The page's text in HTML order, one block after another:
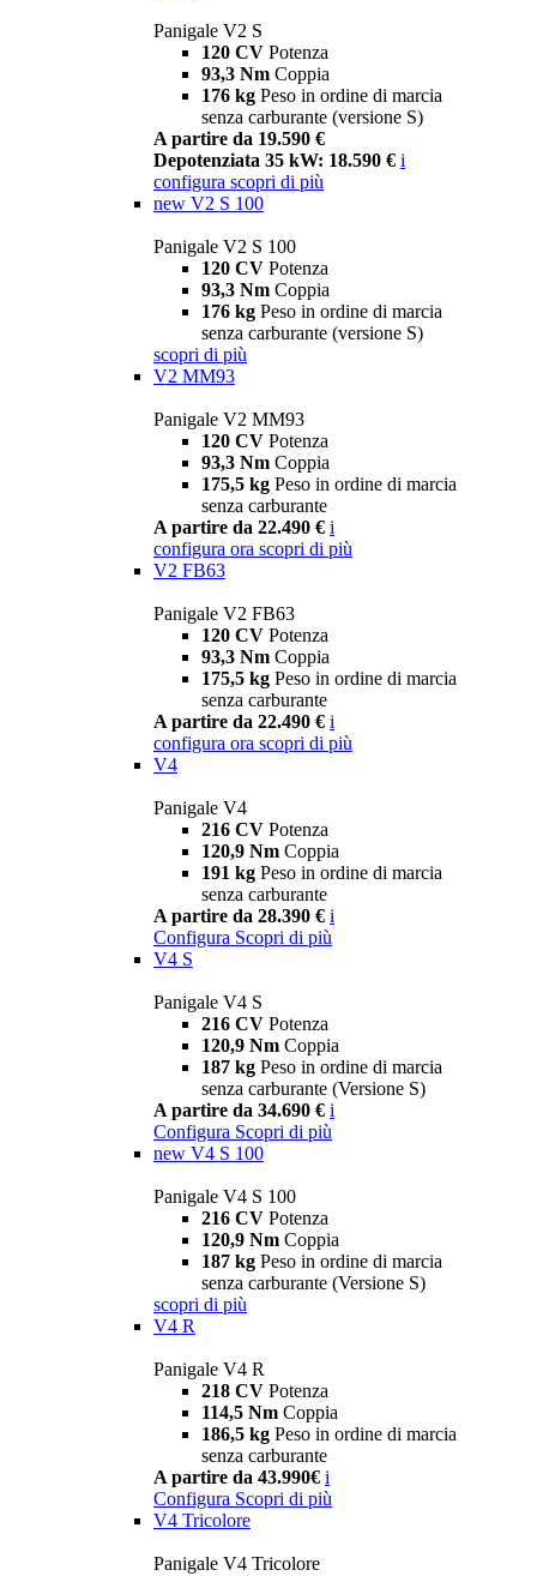
Panigale V2 S
120 CV Potenza
93,3 Nm Coppia
176 kg Peso in ordine di marcia
senza carburante (versione S)
A partire da 19.590 €
Depotenziata 35 kW: 18.590 € i
configura scopri di più
new V2 S 100
Panigale V2 S 100
120 CV Potenza
93,3 Nm Coppia
176 kg Peso in ordine di marcia
senza carburante (versione S)
scopri di più
V2 MM93
Panigale V2 MM93
120 CV Potenza
93,3 Nm Coppia
175,5 kg Peso in ordine di marcia
senza carburante
A partire da 22.490 € i
configura ora scopri di più
V2 FB63
Panigale V2 FB63
120 CV Potenza
93,3 Nm Coppia
175,5 kg Peso in ordine di marcia
senza carburante
A partire da 22.490 € i
configura ora scopri di più
V4
Panigale V4
216 CV Potenza
120,9 Nm Coppia
191 kg Peso in ordine di marcia
senza carburante
A partire da 28.390 € i
Configura Scopri di più
V4 S
Panigale V4 S
216 CV Potenza
120,9 Nm Coppia
187 kg Peso in ordine di marcia
senza carburante (Versione S)
A partire da 34.690 € i
Configura Scopri di più
new V4 S 100
Panigale V4 S 100
216 CV Potenza
120,9 Nm Coppia
187 kg Peso in ordine di marcia
senza carburante (Versione S)
scopri di più
V4 R
Panigale V4 R
218 CV Potenza
114,5 Nm Coppia
186,5 kg Peso in ordine di marcia
senza carburante
A partire da 43.990€ i
Configura Scopri di più
V4 Tricolore
Panigale V4 Tricolore